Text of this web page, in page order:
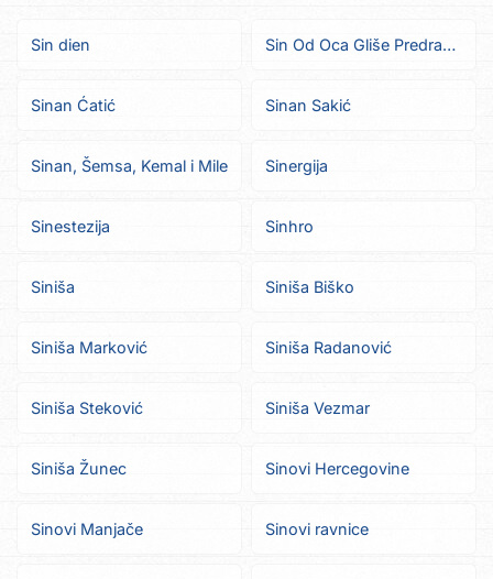
Sin dien Sin Od Oca Gliše Predrag Kretić
Sinan Ćatić Sinan Sakić
Sinan, Šemsa, Kemal i Mile Sinergija
Sinestezija Sinhro
Siniša Siniša Biško
Siniša Marković Siniša Radanović
Siniša Steković Siniša Vezmar
Siniša Žunec Sinovi Hercegovine
Sinovi Manjače Sinovi ravnice